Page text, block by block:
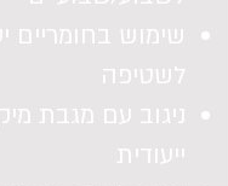
שימוש בחומריים
לשטיפה
ניגוב עם מגבת
ייעודית